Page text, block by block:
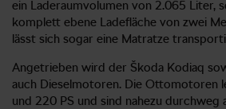
ein Laderaumvolumen von 2.065 Liter,
komplett ebene Ladefläche von zwei
lässt sich sogar eine Matratze
Angetrieben wird der Škoda Kodiaq
auch Dieselmotoren. Die Ottomotoren
und 220 PS und sind nahezu durchweg